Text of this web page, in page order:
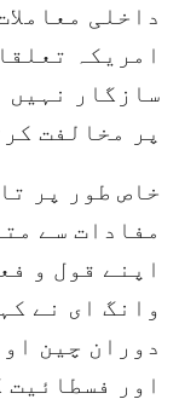
داخلی
امریکہ
سازگار نہیں
پر مخالفت
خاص طور پر
مفادات سے
اپنے قول و
وانگ ای نے
دوران چین
اور فسطائیت